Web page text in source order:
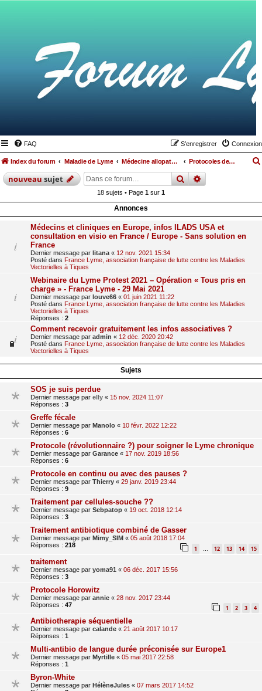
FAQ Connexion
S’enregistrer
Index du forum Maladie de Lyme Médecine allopathique Protocoles de soins
nouveausujet rechercher
recherche
18 sujets • Page 1 sur 1
Annonces
Médecins et cliniques en Europe, infos ILADS USA et
consultation en visio en France / Europe - Sans solution en
France
Dernier message par litana « 12 nov. 2021 15:34
Posté dans France Lyme, association française de lutte contre les Maladies
Vectorielles à Tiques
Webinaire du Lyme Protest 2021 – Opération « Tous pris en
charge » - France Lyme - 29 Mai 2021
Dernier message par louve66 « 01 juin 2021 11:22
Posté dans France Lyme, association française de lutte contre les Maladies
Vectorielles à Tiques
Réponses : 2
Comment recevoir gratuitement les infos associatives ?
Dernier message par admin « 12 déc. 2020 20:42
Posté dans France Lyme, association française de lutte contre les Maladies
Vectorielles à Tiques
Sujets
SOS je suis perdue
Dernier message par elly « 15 nov. 2024 11:07
Réponses : 3
Greffe fécale
Dernier message par Manolo « 10 févr. 2022 12:22
Réponses : 6
Protocole (révolutionnaire ?) pour soigner le Lyme chronique
Dernier message par Garance « 17 nov. 2019 18:56
Réponses : 6
Protocole en continu ou avec des pauses ?
Dernier message par Thierry « 29 janv. 2019 23:44
Réponses : 9
Traitement par cellules-souche ??
Dernier message par Sebpatop « 19 oct. 2018 12:14
Réponses : 3
Traitement antibiotique combiné de Gasser
Dernier message par Mimy_SIM « 05 août 2018 17:04
Réponses : 218 1 … 12 13 14 15
traitement
Dernier message par yoma91 « 06 déc. 2017 15:56
Réponses : 3
Protocole Horowitz
Dernier message par annie « 28 nov. 2017 23:44
Réponses : 47 1 2 3 4
Antibiotherapie séquentielle
Dernier message par calande « 21 août 2017 10:17
Réponses : 1
Multi-antibio de langue durée préconisée sur Europe1
Dernier message par Myrtille « 05 mai 2017 22:58
Réponses : 1
Byron-White
Dernier message par HélèneJules « 07 mars 2017 14:52